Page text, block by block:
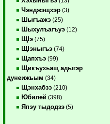
Чэнджэщхэр (3)
Шыгъажэ (25)
Шыхулъагъуэ (12)
ЩIэ (75)
ЩIэныгъэ (74)
Щапхъэ (99)
Щикъухьащ адыгэр
дунеижьым (34)
Щэнхабзэ (210)
Юбилей (398)
Япэу тыдодзэ (5)